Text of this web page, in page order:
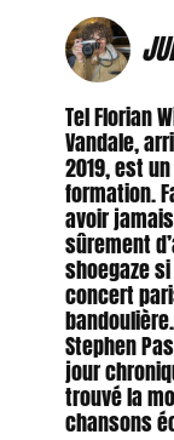
Tel Florian
Vandale,
2019, est
formation.
avoir
sûrement
shoegaze
concert
Stephen
jour
trouvé la
chansons